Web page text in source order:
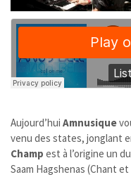
Aujourd’hui Amnusique
venu des states, jonglant
Champ est à l’origine un
Saam Hagshenas (Chant